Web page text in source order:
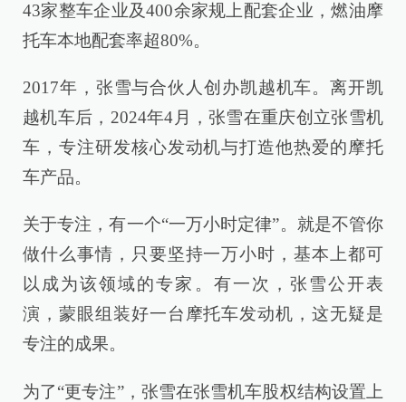
43家整车企业及400余家规上配套企业，燃油摩
托车本地配套率超80%。
2017年，张雪与合伙人创办凯越机车。离开凯
越机车后，2024年4月，张雪在重庆创立张雪机
车，专注研发核心发动机与打造他热爱的摩托
车产品。
关于专注，有一个“一万小时定律”。就是不管你
做什么事情，只要坚持一万小时，基本上都可
以成为该领域的专家。有一次，张雪公开表
演，蒙眼组装好一台摩托车发动机，这无疑是
专注的成果。
为了“更专注”，张雪在张雪机车股权结构设置上